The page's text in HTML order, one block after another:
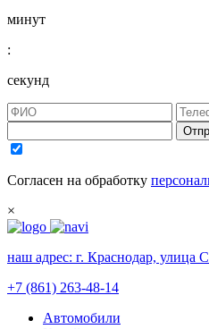
минут
:
секунд
Согласен на обработку
×
наш адрес: г. Краснодар, улица
+7 (861) 263-48-14
Автомобили